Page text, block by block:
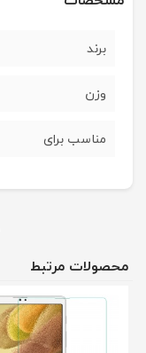
برند
وزن
مناسب برای
محصولات مرتبط